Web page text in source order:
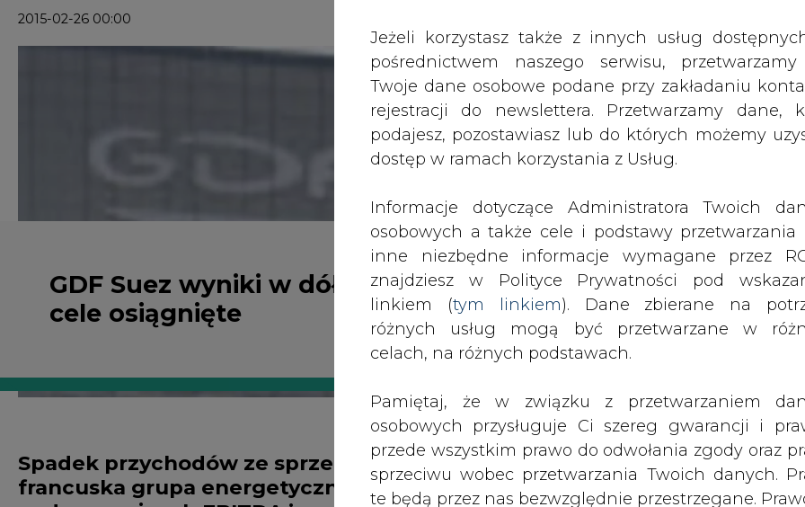
pośrednictwem naszego serwisu,
Twoje dane osobowe podane przy zakładaniu
rejestracji do newslettera. Przetwarzamy dane,
podajesz, pozostawiasz lub do których możemy
dostęp w ramach korzystania z Usług.
osobowych a także cele i podstawy przetwarzania
inne niezbędne informacje wymagane przez
znajdziesz w Polityce Prywatności pod
linkiem (tym linkiem). Dane zbierane na
różnych usług mogą być przetwarzane w
celach, na różnych podstawach.
osobowych przysługuje Ci szereg gwarancji i
przede wszystkim prawo do odwołania zgody oraz
sprzeciwu wobec przetwarzania Twoich danych.
te będą przez nas bezwzględnie przestrzegane.
wniesienia sprzeciwu wobec przetwarzania
GDF Suez wyniki w dół, ale
cele osiągnięte
Spadek przychodów ze sprzedaży oraz zysków odnotowała w 2014 roku
francuska grupa energetyczna GDF Suez. Jednak po wyłączeniu
nadzwyczajnych EBITDA i wynik operacyjny są lepsze niż rok wcześniej.